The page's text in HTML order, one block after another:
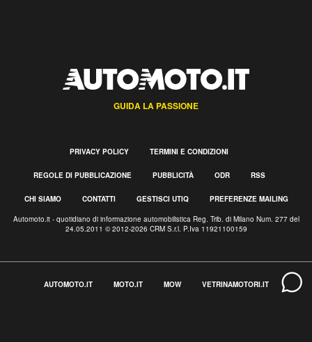
GUIDA LA PASSIONE
PRIVACY POLICY TERMINI E CONDIZIONI
REGOLE DI PUBBLICAZIONE PUBBLICITÀ ODR RSS
CHI SIAMO CONTATTI GESTISCI UTIQ PREFERENZE MAILING
Automoto.it - quotidiano di informazione automobilistica Reg. Trib. di Milano Num. 277 del
24.05.2011 © 2012-2026 CRM S.r.l. P.Iva 11921100159
AUTOMOTO.IT MOTO.IT MOW VETRINAMOTORI.IT